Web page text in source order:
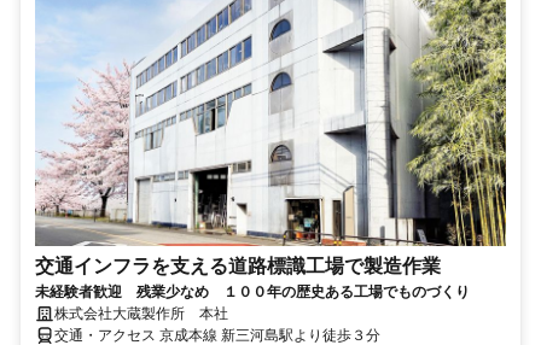
交通インフラを支える道路標識工場で製造作業
未経験者歓迎 残業少なめ １００年の歴史ある工場でものづくり
株式会社大蔵製作所 本社
交通・アクセス 京成本線 新三河島駅より徒歩３分